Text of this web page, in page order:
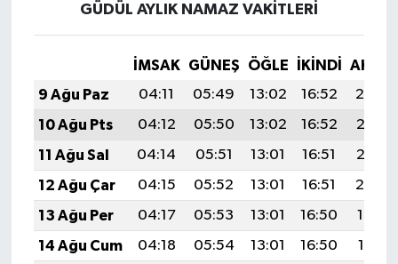
GÜDÜL AYLIK NAMAZ VAKITLERI
İMSAK GÜNEŞ ÖĞLE İKINDI
9 Ağu Paz
04:11 05:49 13:02 16:52
20:04
10 Ağu Pts
04:12 05:50 13:02 16:52
20:03
11 Ağu Sal
04:14 05:51 13:01 16:51
20:02
12 Ağu Çar
04:15 05:52 13:01 16:51
20:00
13 Ağu Per
04:17 05:53 13:01 16:50
19:59
14 Ağu Cum
04:18 05:54 13:01 16:50
19:58